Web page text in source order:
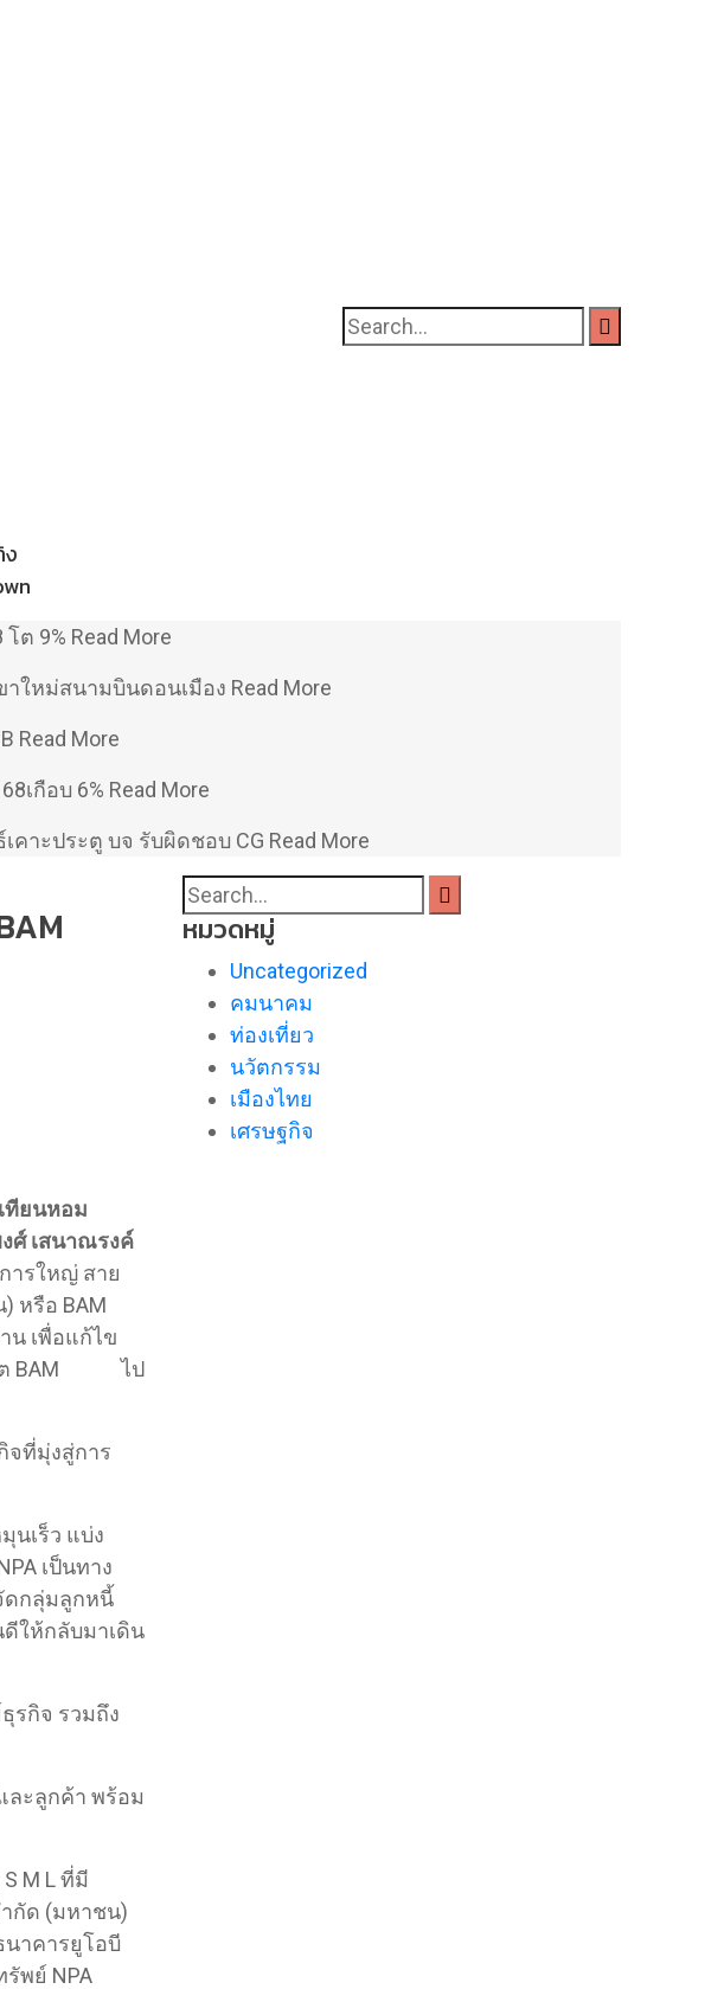
ต 9% Read More
าใหม่สนามบินดอนเมือง Read More
Read More
เกือบ 6% Read More
คาะประตู บจ รับผิดชอบ CG Read More
ทียนหอม
ศ์ เสนาณรงค์
ารใหญ่ สาย
รือ BAM
น เพื่อแก้ไข
าคต BAM ไป
จที่มุ่งสู่การ
นเร็ว แบ่ง
เป็นทาง
ดกลุ่มลูกหนี้
ดีให้กลับมาเดิน
รกิจ รวมถึง
ะลูกค้า พร้อม
M L ที่มี
กัด (มหาชน)
นาคารยูโอบี
พย์ NPA
หมวดหมู่
Uncategorized
คมนาคม
ท่องเที่ยว
นวัตกรรม
เมืองไทย
เศรษฐกิจ